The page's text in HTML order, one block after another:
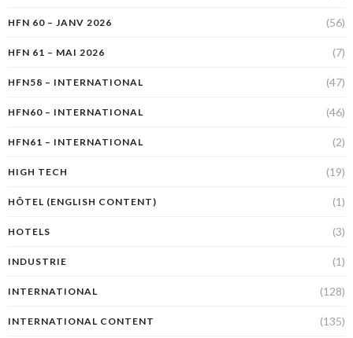
HFN 60 – JANV 2026 (56)
HFN 61 – MAI 2026 (7)
HFN58 – INTERNATIONAL (47)
HFN60 – INTERNATIONAL (46)
HFN61 – INTERNATIONAL (2)
HIGH TECH (19)
HÔTEL (ENGLISH CONTENT) (1)
HOTELS (3)
INDUSTRIE (1)
INTERNATIONAL (128)
INTERNATIONAL CONTENT (135)